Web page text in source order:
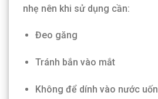
nhẹ nên khi sử dụng cần:
Đeo găng
Tránh bắn vào mắt
Không để dính vào nước